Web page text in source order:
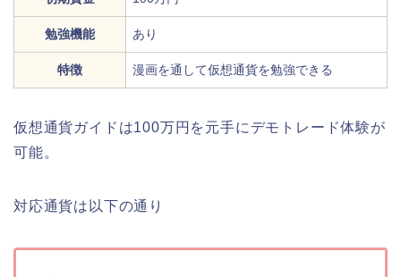
勉強機能 あり
特徴 漫画を通して仮想通貨を勉強できる
仮想通貨ガイドは100万円を元手にデモトレード体験が
可能。
対応通貨は以下の通り